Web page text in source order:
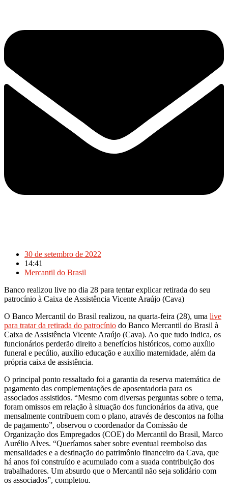
30 de setembro de 2022
14:41
Mercantil do Brasil
Banco realizou live no dia 28 para tentar explicar retirada do seu
patrocínio à Caixa de Assistência Vicente Araújo (Cava)
O Banco Mercantil do Brasil realizou, na quarta-feira (28), uma live
para tratar da retirada do patrocínio do Banco Mercantil do Brasil à
Caixa de Assistência Vicente Araújo (Cava). Ao que tudo indica, os
funcionários perderão direito a benefícios históricos, como auxílio
funeral e pecúlio, auxílio educação e auxílio maternidade, além da
própria caixa de assistência.
O principal ponto ressaltado foi a garantia da reserva matemática de
pagamento das complementações de aposentadoria para os
associados assistidos. “Mesmo com diversas perguntas sobre o tema,
foram omissos em relação à situação dos funcionários da ativa, que
mensalmente contribuem com o plano, através de descontos na folha
de pagamento”, observou o coordenador da Comissão de
Organização dos Empregados (COE) do Mercantil do Brasil, Marco
Aurélio Alves. “Queríamos saber sobre eventual reembolso das
mensalidades e a destinação do patrimônio financeiro da Cava, que
há anos foi construído e acumulado com a suada contribuição dos
trabalhadores. Um absurdo que o Mercantil não seja solidário com
os associados”, completou.